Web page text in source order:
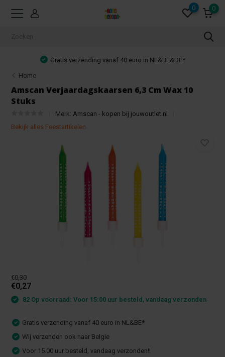
0 0
Gratis verzending vanaf 40 euro in NL&BE&DE*
Home
Amscan Verjaardagskaarsen 6,3 Cm Wax 10
Stuks
Merk: Amscan - kopen bij jouwoutlet.nl
Bekijk alles Feestartikelen
€0,30
€0,27
82 Op voorraad: Voor 15:00 uur besteld, vandaag verzonden
Gratis verzending vanaf 40 euro in NL&BE*
Wij verzenden ook naar Belgie
Voor 15.00 uur besteld, vandaag verzonden!!